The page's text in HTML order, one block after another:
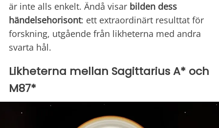
är inte alls enkelt. Ändå visar bilden dess
händelsehorisont: ett extraordinärt resulttat för
forskning, utgående från likheterna med andra
svarta hål.
Likheterna mellan Sagittarius A* och
M87*